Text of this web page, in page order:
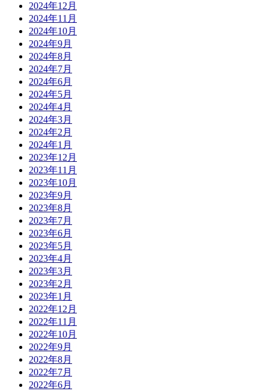
2024年12月
2024年11月
2024年10月
2024年9月
2024年8月
2024年7月
2024年6月
2024年5月
2024年4月
2024年3月
2024年2月
2024年1月
2023年12月
2023年11月
2023年10月
2023年9月
2023年8月
2023年7月
2023年6月
2023年5月
2023年4月
2023年3月
2023年2月
2023年1月
2022年12月
2022年11月
2022年10月
2022年9月
2022年8月
2022年7月
2022年6月